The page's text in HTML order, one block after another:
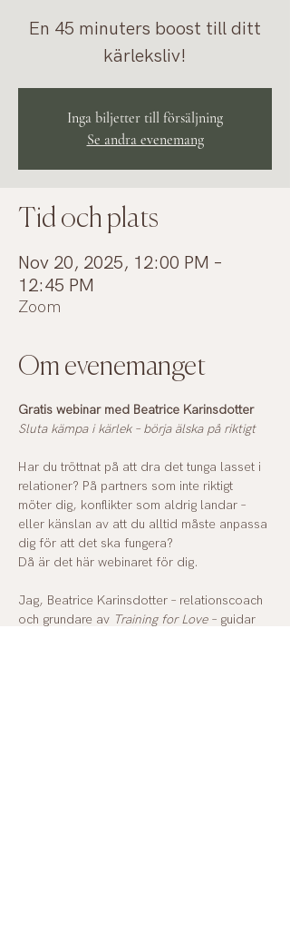
En 45 minuters boost till ditt
kärleksliv!
Inga biljetter till försäljning
Se andra evenemang
Tid och plats
Nov 20, 2025, 12:00 PM –
12:45 PM
Zoom
Om evenemanget
Gratis webinar med Beatrice Karinsdotter
Sluta kämpa i kärlek – börja älska på riktigt
Har du tröttnat på att dra det tunga lasset i
relationer? På partners som inte riktigt
möter dig, konflikter som aldrig landar –
eller känslan av att du alltid måste anpassa
dig för att det ska fungera?
Då är det här webinaret för dig.
Jag, Beatrice Karinsdotter – relationscoach
och grundare av Training for Love – guidar